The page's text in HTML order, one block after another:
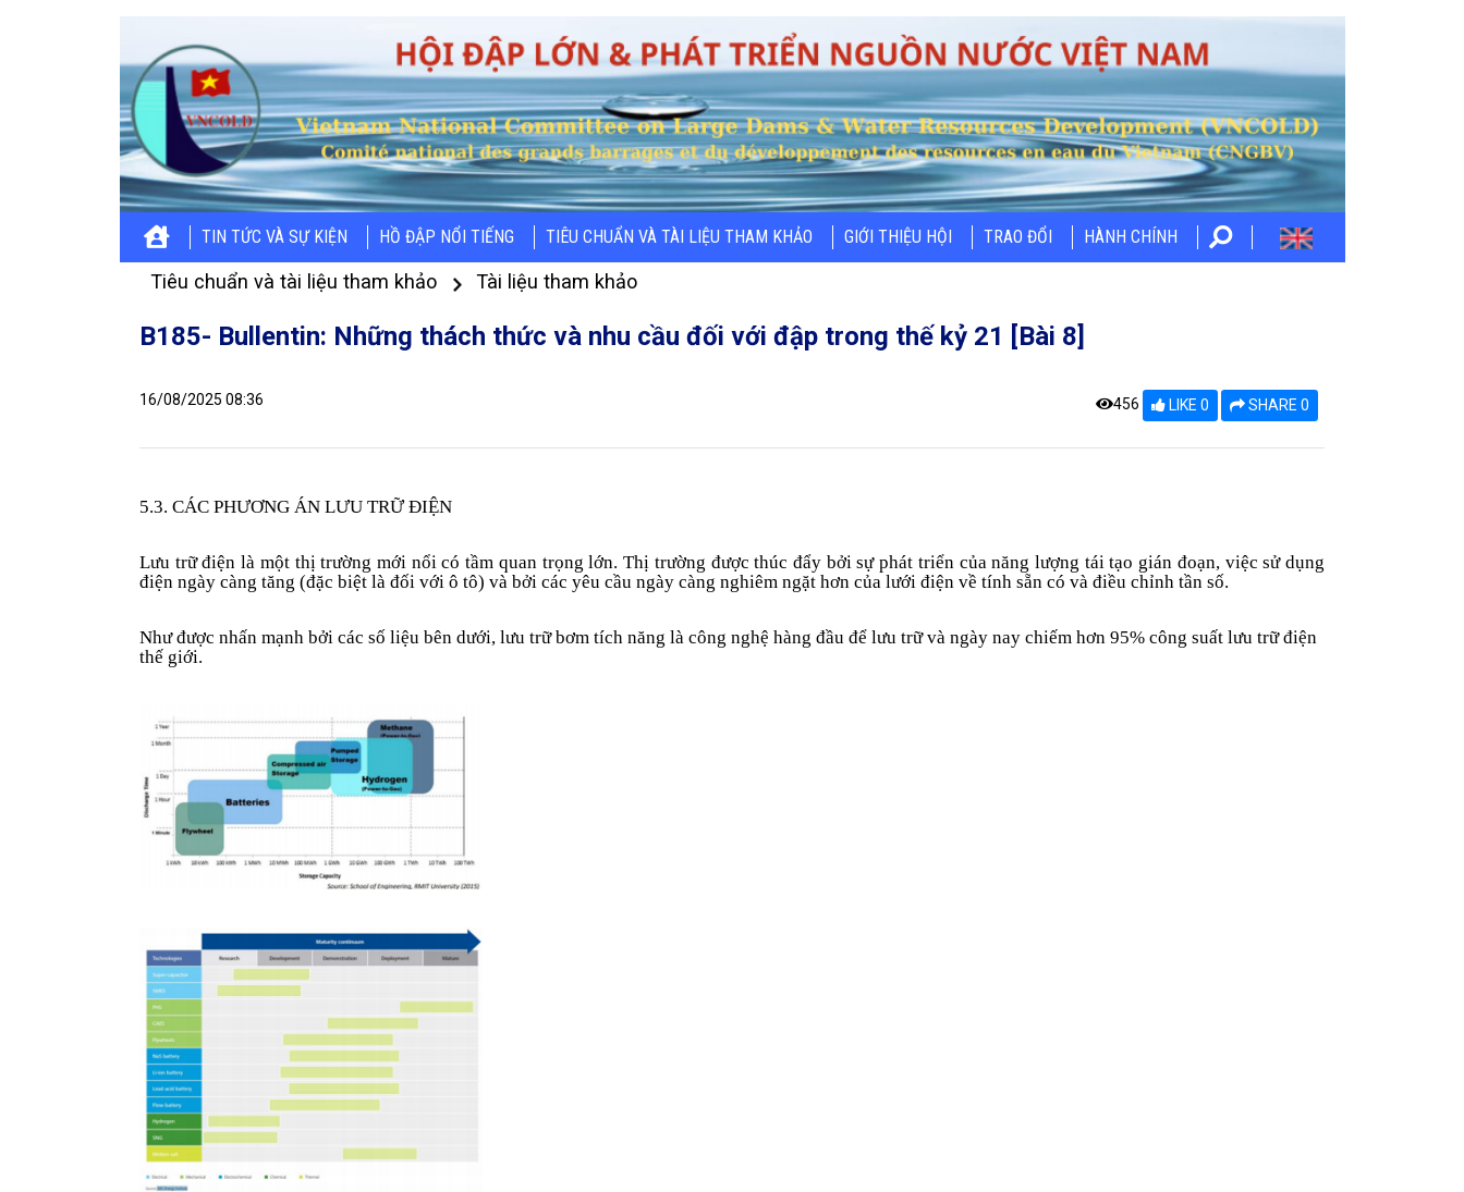
TIN TỨC VÀ SỰ KIỆN HỒ ĐẬP NỔI TIẾNG TIÊU CHUẨN VÀ TÀI LIỆU THAM KHẢO GIỚI THIỆU HỘI TRAO ĐỔI HÀNH CHÍNH
Tiêu chuẩn và tài liệu tham khảo Tài liệu tham khảo
B185- Bullentin: Những thách thức và nhu cầu đối với đập trong thế kỷ 21 [Bài 8]
16/08/2025 08:36 456 LIKE 0 SHARE 0
5.3. CÁC PHƯƠNG ÁN LƯU TRỮ ĐIỆN
Lưu trữ điện là một thị trường mới nổi có tầm quan trọng lớn. Thị trường được thúc đẩy bởi sự phát triển của năng lượng tái tạo gián đoạn, việc sử dụng
điện ngày càng tăng (đặc biệt là đối với ô tô) và bởi các yêu cầu ngày càng nghiêm ngặt hơn của lưới điện về tính sẵn có và điều chỉnh tần số.
Như được nhấn mạnh bởi các số liệu bên dưới, lưu trữ bơm tích năng là công nghệ hàng đầu để lưu trữ và ngày nay chiếm hơn 95% công suất lưu trữ điện
thế giới.